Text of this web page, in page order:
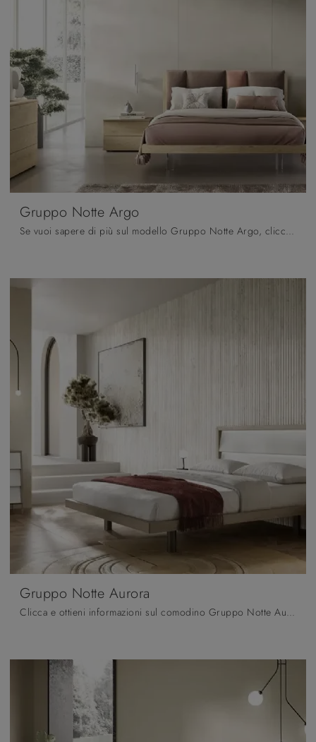
Gruppo Notte Argo
Se vuoi sapere di più sul modello Gruppo Notte Argo, clicca e scopri i Comodini e comò Moretti Compact Giorno Notte ideali per la tua zona notte.
Gruppo Notte Aurora
Clicca e ottieni informazioni sul comodino Gruppo Notte Aurora: Comodini e mobili con cassetti di Moretti Compact Giorno Notte sono ideali per spazi ...